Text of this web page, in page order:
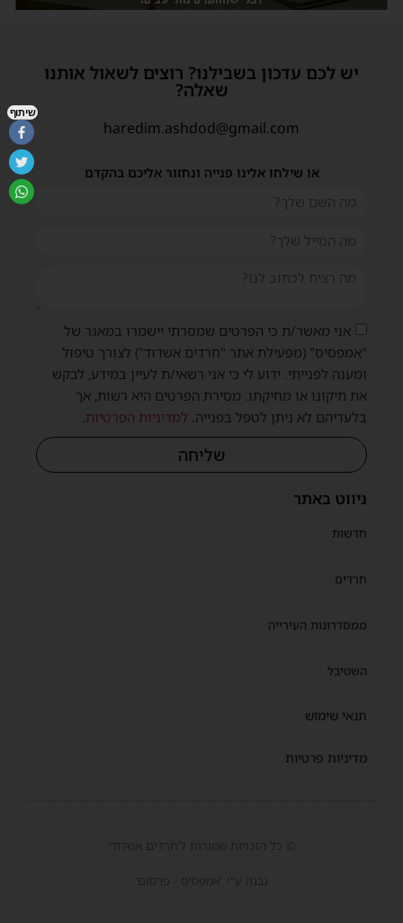
ניווט באתר
חדשות
חרדים
ממסדרונות העירייה
השטיבל
תנאי שימוש
מדיניות פרטיות
יש לכם עדכון בשבילנו? רוצים לשאול אותנו
שאלה?
haredim.ashdod@gmail.com
או שילחו אלינו פנייה ונחזור אליכם בהקדם
אני מאשר/ת כי הפרטים שמסרתי יישמרו במאגר של
"אמפסיס" (מפעילת אתר "חרדים אשדוד") לצורך טיפול
ומענה לפנייתי. ידוע לי כי אני רשאי/ת לעיין במידע, לבקש
את תיקונו או מחיקתו. מסירת הפרטים היא רשות, אך
בלעדיהם לא ניתן לטפל בפנייה. למדיניות הפרטיות.
שליחה
© כל הזכויות שמורות ל'חרדים אשדוד'
נבנה ע"י 'אמפסיס - פרסום'
שיתוף